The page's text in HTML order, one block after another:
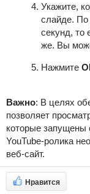
Укажите,
слайде. По
секунд, то
же. Вы
Нажмите
Важно: В целях
позволяет
которые запущены
YouTube-ролика
веб-сайт.
Нравится